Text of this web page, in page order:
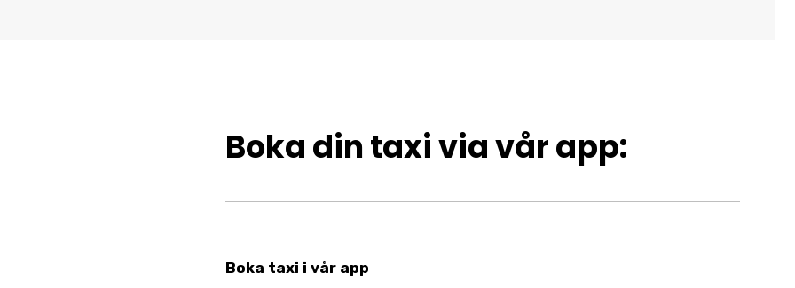
Boka din taxi via vår app:
Boka taxi i vår app